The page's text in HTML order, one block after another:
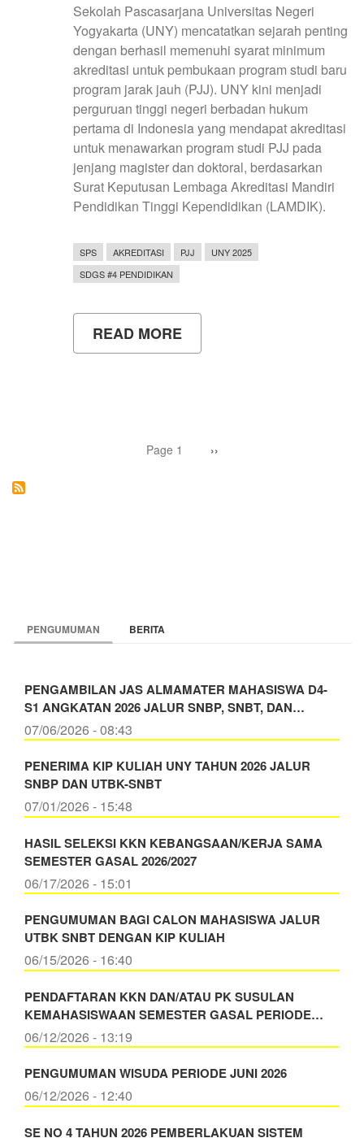
Sekolah Pascasarjana Universitas Negeri
Yogyakarta (UNY) mencatatkan sejarah penting
dengan berhasil memenuhi syarat minimum
akreditasi untuk pembukaan program studi baru
program jarak jauh (PJJ). UNY kini menjadi
perguruan tinggi negeri berbadan hukum
pertama di Indonesia yang mendapat akreditasi
untuk menawarkan program studi PJJ pada
jenjang magister dan doktoral, berdasarkan
Surat Keputusan Lembaga Akreditasi Mandiri
Pendidikan Tinggi Kependidikan (LAMDIK).
SPS AKREDITASI PJJ
UNY 2025
SDGS #4 PENDIDIKAN
READ MORE
SEKOLAH
JARAK
Page 1 Next
››
PENGUMUMAN BERITA
PENGAMBILAN JAS ALMAMATER MAHASISWA D4-
S1 ANGKATAN 2026 JALUR SNBP, SNBT, DAN…
07/06/2026 - 08:43
PENERIMA KIP KULIAH UNY TAHUN 2026 JALUR
SNBP DAN UTBK-SNBT
07/01/2026 - 15:48
HASIL SELEKSI KKN KEBANGSAAN/KERJA SAMA
SEMESTER GASAL 2026/2027
06/17/2026 - 15:01
PENGUMUMAN BAGI CALON MAHASISWA JALUR
UTBK SNBT DENGAN KIP KULIAH
06/15/2026 - 16:40
PENDAFTARAN KKN DAN/ATAU PK SUSULAN
KEMAHASISWAAN SEMESTER GASAL PERIODE…
06/12/2026 - 13:19
PENGUMUMAN WISUDA PERIODE JUNI 2026
06/12/2026 - 12:40
SE NO 4 TAHUN 2026 PEMBERLAKUAN SISTEM